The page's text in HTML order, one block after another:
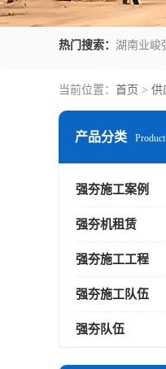
热门搜索：
当前位置： 首页 > 供
产品分类 Product
强夯施工案例
强夯机租赁
强夯施工工程
强夯施工队伍
强夯队伍